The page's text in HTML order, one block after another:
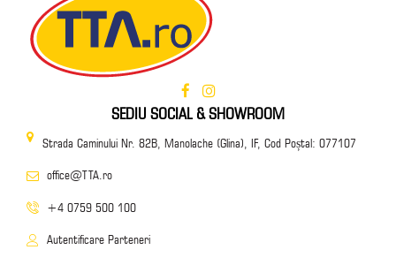
SEDIU SOCIAL & SHOWROOM
Strada Caminului Nr. 82B, Manolache (Glina), IF, Cod Poștal: 077107
office@TTA.ro
+4 0759 500 100
Autentificare Parteneri